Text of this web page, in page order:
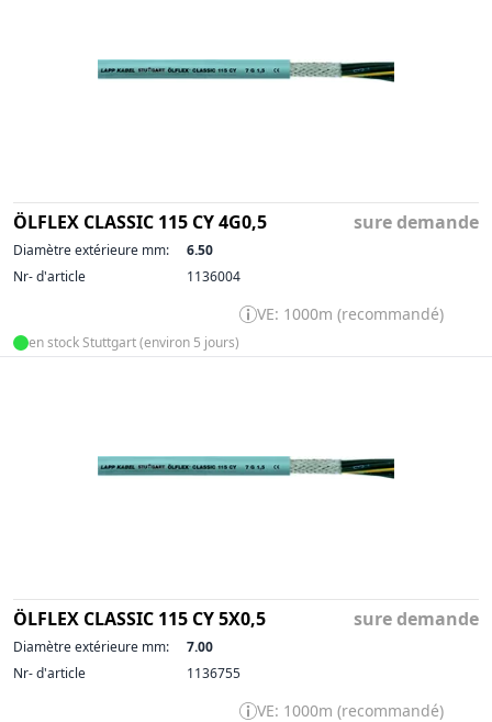
ÖLFLEX CLASSIC 115 CY 4G0,5 sure demande
Diamètre extérieure mm:
6.50
Nr- d'article
1136004
VE: 1000m (recommandé)
en stock Stuttgart (environ 5 jours)
ÖLFLEX CLASSIC 115 CY 5X0,5 sure demande
Diamètre extérieure mm:
7.00
Nr- d'article
1136755
VE: 1000m (recommandé)